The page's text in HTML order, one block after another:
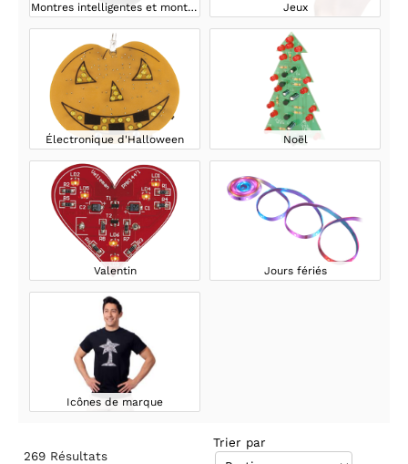
Montres intelligentes et montres Jeux
Électronique d'Halloween Noël
Valentin Jours fériés
Icônes de marque
269 Résultats
Trier par